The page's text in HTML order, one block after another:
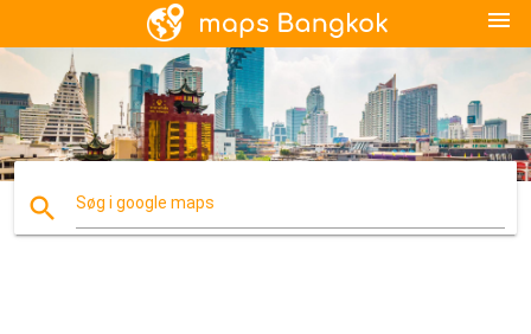
menu
search Søg i google maps